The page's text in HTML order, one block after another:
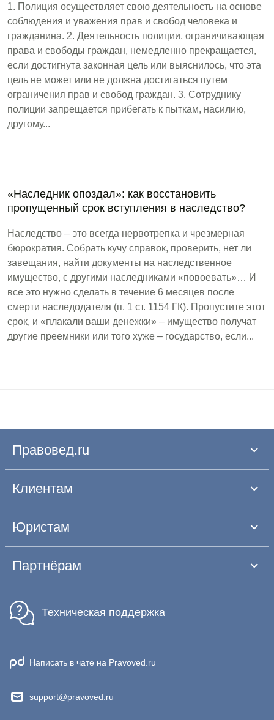
1. Полиция осуществляет свою деятельность на основе
соблюдения и уважения прав и свобод человека и
гражданина. 2. Деятельность полиции, ограничивающая
права и свободы граждан, немедленно прекращается,
если достигнута законная цель или выяснилось, что эта
цель не может или не должна достигаться путем
ограничения прав и свобод граждан. 3. Сотруднику
полиции запрещается прибегать к пыткам, насилию,
другому...
«Наследник опоздал»: как восстановить
пропущенный срок вступления в наследство?
Наследство – это всегда нервотрепка и чрезмерная
бюрократия. Собрать кучу справок, проверить, нет ли
завещания, найти документы на наследственное
имущество, с другими наследниками «повоевать»… И
все это нужно сделать в течение 6 месяцев после
смерти наследодателя (п. 1 ст. 1154 ГК). Пропустите этот
срок, и «плакали ваши денежки» – имущество получат
другие преемники или того хуже – государство, если...
Правовед.ru
Клиентам
Юристам
Партнёрам
Техническая поддержка
Написать в чате на Pravoved.ru
support@pravoved.ru